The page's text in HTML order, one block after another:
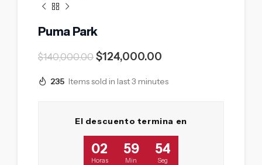
Puma Park
$140,000.00 $124,000.00
235 Items sold in last 3 minutes
El descuento termina en
02
Horas
59
Min
53
Seg